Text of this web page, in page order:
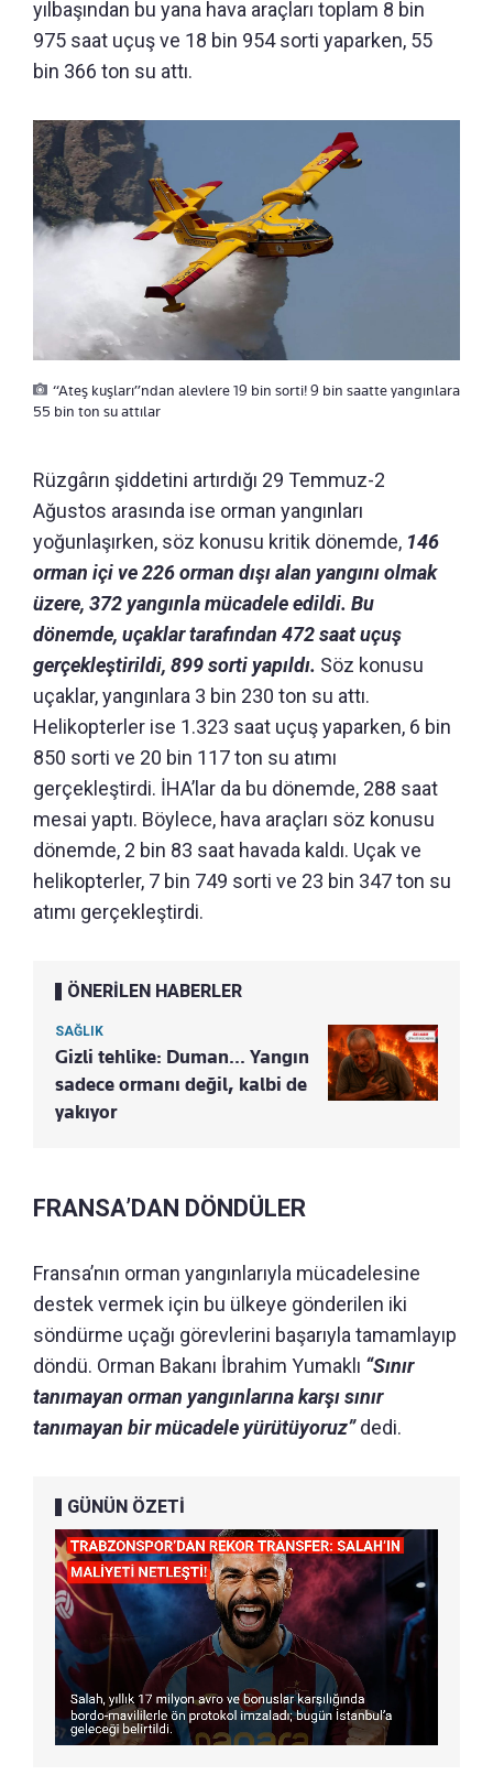
yılbaşından bu yana hava araçları toplam 8 bin
975 saat uçuş ve 18 bin 954 sorti yaparken, 55
bin 366 ton su attı.
“Ateş kuşları”ndan alevlere 19 bin sorti! 9 bin saatte yangınlara
55 bin ton su attılar
Rüzgârın şiddetini artırdığı 29 Temmuz-2
Ağustos arasında ise orman yangınları
yoğunlaşırken, söz konusu kritik dönemde, 146
orman içi ve 226 orman dışı alan yangını olmak
üzere, 372 yangınla mücadele edildi. Bu
dönemde, uçaklar tarafından 472 saat uçuş
gerçekleştirildi, 899 sorti yapıldı. Söz konusu
uçaklar, yangınlara 3 bin 230 ton su attı.
Helikopterler ise 1.323 saat uçuş yaparken, 6 bin
850 sorti ve 20 bin 117 ton su atımı
gerçekleştirdi. İHA’lar da bu dönemde, 288 saat
mesai yaptı. Böylece, hava araçları söz konusu
dönemde, 2 bin 83 saat havada kaldı. Uçak ve
helikopterler, 7 bin 749 sorti ve 23 bin 347 ton su
atımı gerçekleştirdi.
ÖNERİLEN HABERLER
SAĞLIK
Gizli tehlike: Duman... Yangın
sadece ormanı değil, kalbi de
yakıyor
FRANSA’DAN DÖNDÜLER
Fransa’nın orman yangınlarıyla mücadelesine
destek vermek için bu ülkeye gönderilen iki
söndürme uçağı görevlerini başarıyla tamamlayıp
döndü. Orman Bakanı İbrahim Yumaklı “Sınır
tanımayan orman yangınlarına karşı sınır
tanımayan bir mücadele yürütüyoruz”dedi.
GÜNÜN ÖZETİ